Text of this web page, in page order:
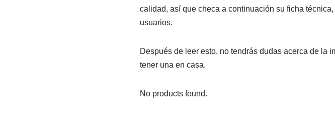
calidad, así que checa a continuación su ficha
usuarios.
Después de leer esto, no tendrás dudas acerca de la
tener una en casa.
No products found.